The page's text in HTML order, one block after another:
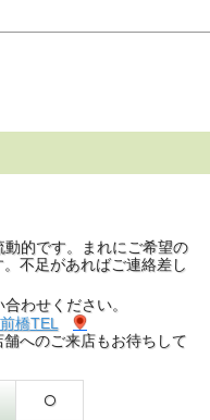
的です。まれにご希望の
不足があればご連絡差し
わせください。
橋TEL
へのご来店もお待ちして
○